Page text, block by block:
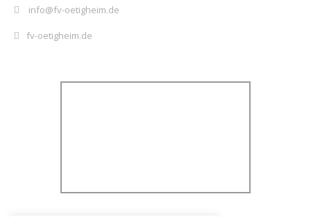
info@fv-oetigheim.de
fv-oetigheim.de